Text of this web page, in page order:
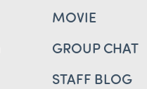
MOVIE
GROUP CHAT
STAFF BLOG